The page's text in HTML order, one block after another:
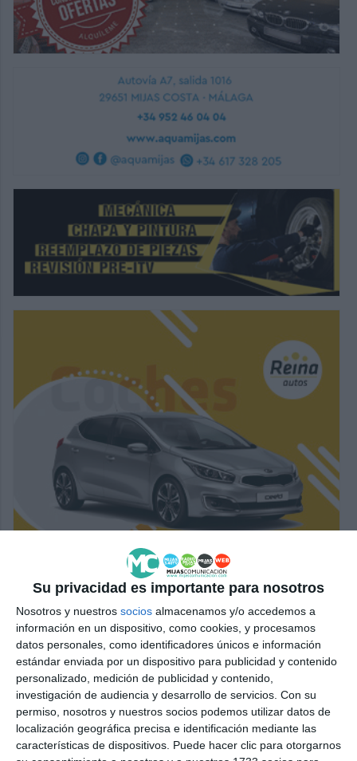
Su privacidad es importante para nosotros
Nosotros y nuestros socios almacenamos y/o accedemos a
información en un dispositivo, como cookies, y procesamos
datos personales, como identificadores únicos e información
estándar enviada por un dispositivo para publicidad y contenido
personalizado, medición de publicidad y contenido,
investigación de audiencia y desarrollo de servicios. Con su
permiso, nosotros y nuestros socios podemos utilizar datos de
localización geográfica precisa e identificación mediante las
características de dispositivos. Puede hacer clic para otorgarnos